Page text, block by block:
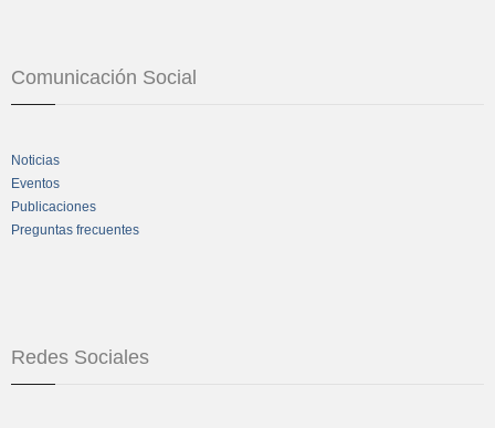
Comunicación Social
Noticias
Eventos
Publicaciones
Preguntas frecuentes
Redes Sociales